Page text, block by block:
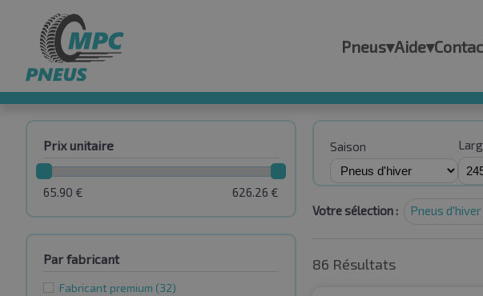
Pneus▾Aide▾
Prix unitaire
626.26 €
65.90 €
Par fabricant
Fabricant premium (32)
Saison
Votre sélection : Pneus
86 Résultats